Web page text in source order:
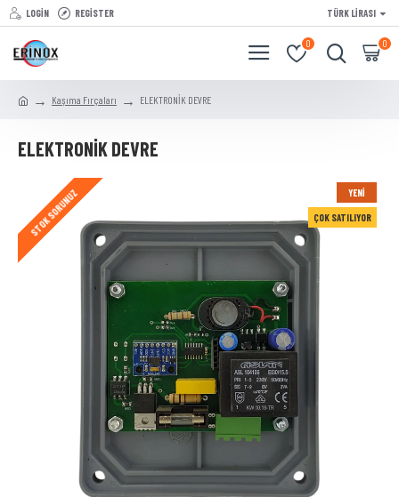
LOGIN REGISTER TÜRK LIRASI
0 0
Kaşıma Fırçaları ELEKTRONİK DEVRE
ELEKTRONİK DEVRE
YENI
ÇOK SATILIYOR
STOK SORUNUZ